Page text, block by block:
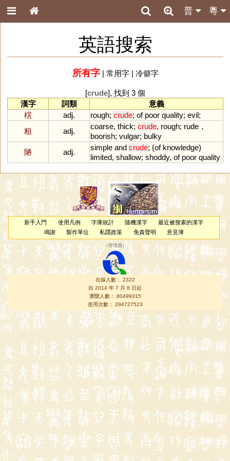
粵
普
英語搜索
所有字| 常用字| 冷僻字
[crude], 找到 3 個
漢字
詞類
意義
楛
adj. rough; crude; of poor quality; evil;
粗
adj.
coarse, thick; crude, rough; rude ，
boorish; vulgar; bulky
陋
adj.
simple and crude; (of knowledge)
limited, shallow; shoddy, of poor quality
新手入門 使用凡例 字庫統計 隨機漢字
最近被搜索的漢字
鳴謝
製作單位 私隱政策 免責聲明 意見簿
（管理員 ）
在線人數： 2322
自 2014 年 7 月 8 日起
瀏覽人數： 80499315
使用次數： 294727523